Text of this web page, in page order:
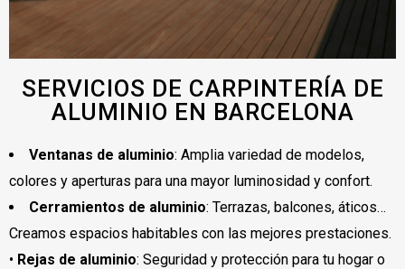
SERVICIOS DE CARPINTERÍA DE
ALUMINIO EN BARCELONA
Ventanas de aluminio: Amplia variedad de modelos,
colores y aperturas para una mayor luminosidad y confort.
Cerramientos de aluminio: Terrazas, balcones, áticos…
Creamos espacios habitables con las mejores prestaciones.
• Rejas de aluminio: Seguridad y protección para tu hogar o